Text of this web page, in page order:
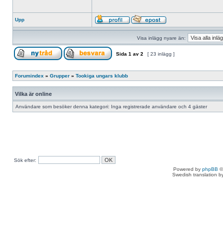
Upp
Visa inlägg nyare än:
Sida 1 av 2 [ 23 inlägg ]
Forumindex » Grupper » Tookiga ungars klubb
Vilka är online
Användare som besöker denna kategori: Inga registrerade användare och 4 gäster
Sök efter:
Powered by phpBB
Swedish translation